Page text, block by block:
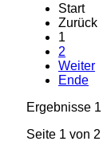
Start
Zurück
1
2
Weiter
Ende
Ergebnisse
Seite 1 von 2